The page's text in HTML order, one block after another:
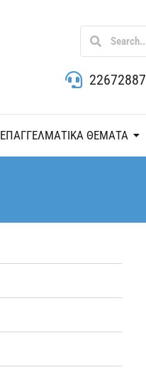
22672887
ΕΠΑΓΓΕΛΜΑΤΙΚΑ ΘΕΜΑΤΑ